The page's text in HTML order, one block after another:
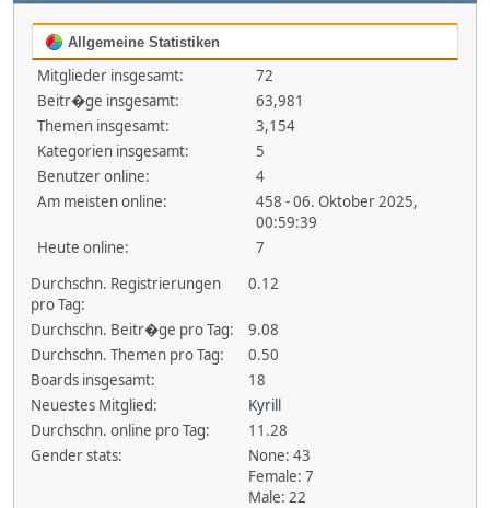
Allgemeine Statistiken
Mitglieder insgesamt:
72
Beitr�ge insgesamt:
63,981
Themen insgesamt:
3,154
Kategorien insgesamt:
5
Benutzer online:
4
Am meisten online:
458 - 06. Oktober 2025,
00:59:39
Heute online:
7
Durchschn. Registrierungen
pro Tag:
0.12
Durchschn. Beitr�ge pro Tag:
9.08
Durchschn. Themen pro Tag:
0.50
Boards insgesamt:
18
Neuestes Mitglied:
Kyrill
Durchschn. online pro Tag:
11.28
Gender stats:
None: 43
Female: 7
Male: 22